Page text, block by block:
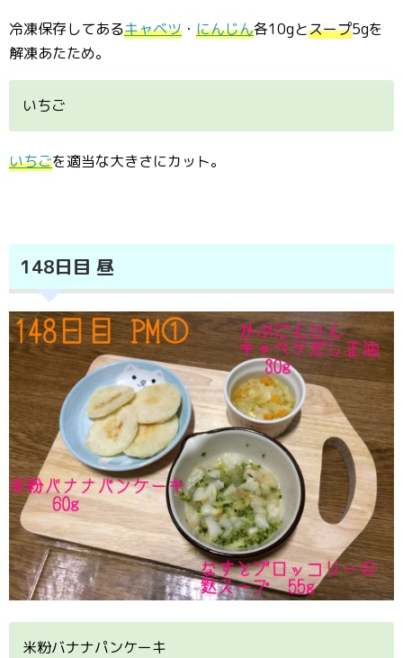
冷凍保存してあるキャベツ ・ にんじん各10gとスープ5gを
解凍あたため。
いちご
いちごを適当な大きさにカット。
148日目 昼
米粉バナナパンケーキ